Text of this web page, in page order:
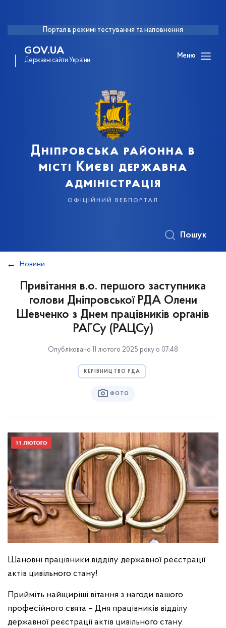
Портал в режимі тестування та наповнення
GOV.UA
Державні сайти України
Меню
Дніпровська районна в
місті Києві державна
адміністрація
офіційний вебпортал
Пошук
Новини
Привітання в.о. першого заступника
голови Дніпровської РДА Олени
Шевченко з Днем працівників органів
РАГСу (РАЦСу)
Опубліковано 11 лютого 2025 року о 07:48
КЕРІВНИЦТВО РДА
ФОТО
Шановні працівники відділу державної реєстрації
актів цивільного стану!
Прийміть найщиріші вітання з нагоди вашого
професійного свята – Дня працівників відділу
державної реєстрації актів цивільного стану.